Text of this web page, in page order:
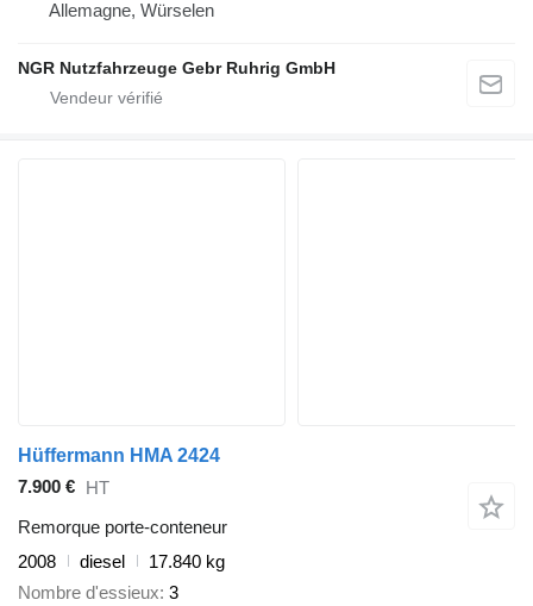
Allemagne, Würselen
NGR Nutzfahrzeuge Gebr Ruhrig GmbH
Hüffermann HMA 2424
7.900 € HT
Remorque porte-conteneur
2008
diesel
17.840 kg
Nombre d'essieux 3